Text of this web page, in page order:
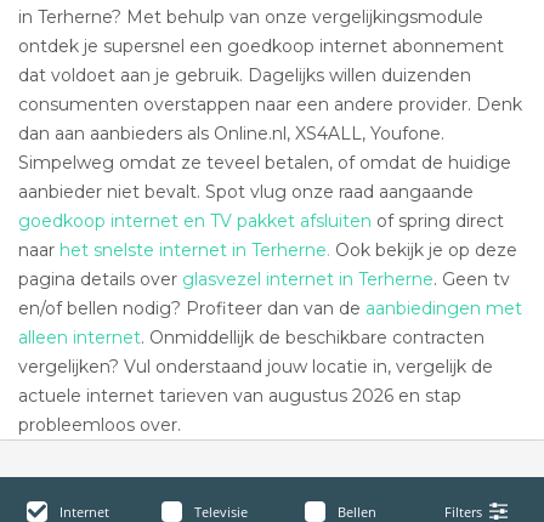
in Terherne? Met behulp van onze vergelijkingsmodule
ontdek je supersnel een goedkoop internet abonnement
dat voldoet aan je gebruik. Dagelijks willen duizenden
consumenten overstappen naar een andere provider. Denk
dan aan aanbieders als Online.nl, XS4ALL, Youfone.
Simpelweg omdat ze teveel betalen, of omdat de huidige
aanbieder niet bevalt. Spot vlug onze raad aangaande
goedkoop internet en TV pakket afsluiten of spring direct
naar het snelste internet in Terherne. Ook bekijk je op deze
pagina details over glasvezel internet in Terherne. Geen tv
en/of bellen nodig? Profiteer dan van de aanbiedingen met
alleen internet. Onmiddellijk de beschikbare contracten
vergelijken? Vul onderstaand jouw locatie in, vergelijk de
actuele internet tarieven van augustus 2026 en stap
probleemloos over.
Internet Televisie Bellen Filters